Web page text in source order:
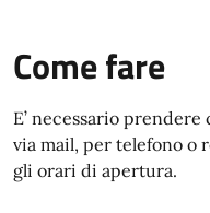
Come fare
E’ necessario
via mail, per telefono o
gli orari di apertura.